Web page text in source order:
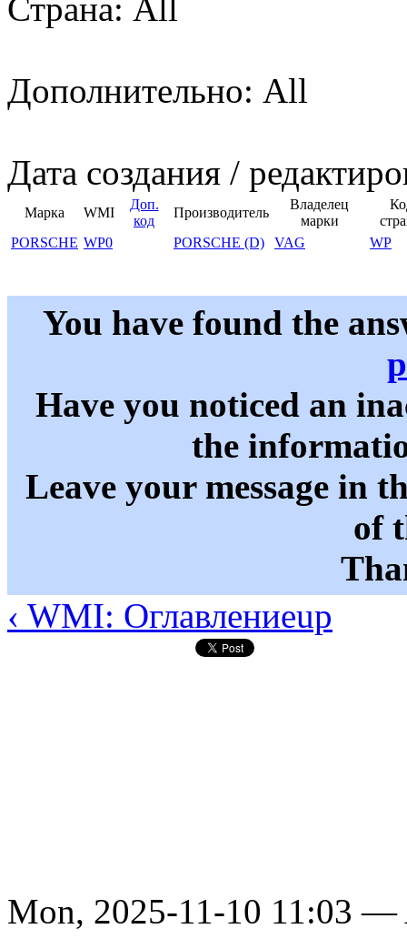
Страна: All
Дополнительно: All
Дата создания /
Марка WMI
Доп.
код
Производитель
Владелец
марки
PORSCHE WP0 PORSCHE (D) VAG WP
You have found the
Have you noticed an
the
Leave your message in
of
‹ WMI: Оглавлениеup
Mon, 2025-11-10 11:03 —